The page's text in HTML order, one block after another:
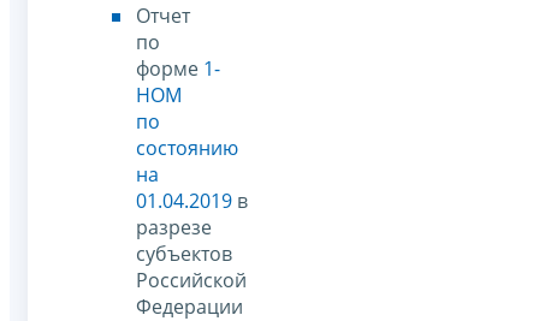
Отчет
по
форме 1-
НОМ
по
состоянию
на
01.04.2019 в
разрезе
субъектов
Российской
Федерации